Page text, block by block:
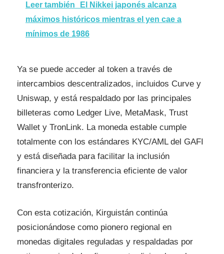
Leer también
El Nikkei japonés alcanza
máximos históricos mientras el yen cae a
mínimos de 1986
Ya se puede acceder al token a través de
intercambios descentralizados, incluidos Curve y
Uniswap, y está respaldado por las principales
billeteras como Ledger Live, MetaMask, Trust
Wallet y TronLink. La moneda estable cumple
totalmente con los estándares KYC/AML del GAFI
y está diseñada para facilitar la inclusión
financiera y la transferencia eficiente de valor
transfronterizo.
Con esta cotización, Kirguistán continúa
posicionándose como pionero regional en
monedas digitales reguladas y respaldadas por